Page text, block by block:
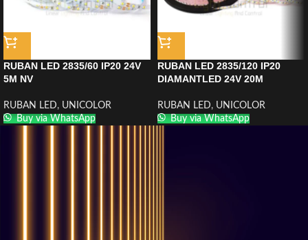
RUBAN LED 2835/60 IP20 24V
5M NV
RUBAN LED, UNICOLOR
Buy via WhatsApp
RUBAN LED 2835/120 IP20
DIAMANTLED 24V 20M
RUBAN LED, UNICOLOR
Buy via WhatsApp